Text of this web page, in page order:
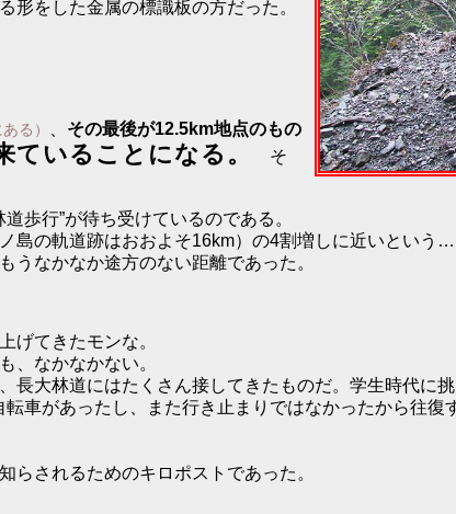
形をした金属の標識板の方だった。
る）
その最後が12.5km地点のもの
ていることになる。
そ
歩行”が待ち受けているのである。
島の軌道跡はおおよそ16km）の4割増しに近いとい
うなかなか途方のない距離であった。
げてきたモンな。
、なかなかない。
大林道にはたくさん接してきたものだ。学生時代に
車があったし、また行き止まりではなかったから往
されるためのキロポストであった。